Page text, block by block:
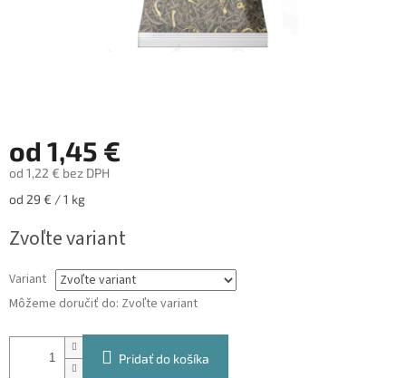
od 1,45 €
od 1,22 € bez DPH
Jednotková
od 29 € / 1 kg
Zvoľte variant
Variant
Môžeme doručiť do: Zvoľte variant
Pridať do košíka